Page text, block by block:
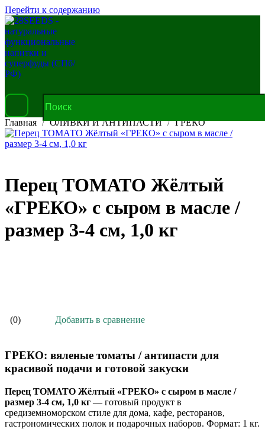
Перейти к содержанию
Главная ОЛИВКИ И АНТИПАСТИ ГРЕКО
Перец ТОМАТО Жёлтый
«ГРЕКО» с сыром в масле /
размер 3-4 см, 1,0 кг
(0) Добавить в сравнение
ГРЕКО: вяленые томаты / антипасти для
красивой подачи и готовой закуски
Перец ТОМАТО Жёлтый «ГРЕКО» с сыром в масле /
размер 3-4 см, 1,0 кг — готовый продукт в
средиземноморском стиле для дома, кафе, ресторанов,
гастрономических полок и подарочных наборов. Формат: 1 кг.